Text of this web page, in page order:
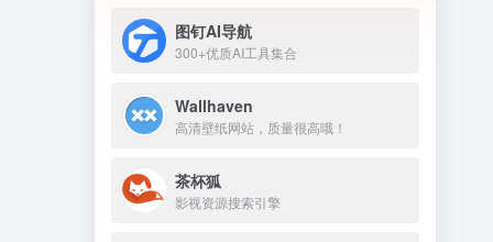
图钉AI导航
300+优质AI工具集合
Wallhaven
高清壁纸网站，质量很高哦！
茶杯狐
影视资源搜索引擎